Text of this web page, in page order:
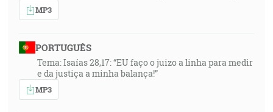
MP3
PORTUGUÊS
Tema: Isaías 28,17: “EU faço o juizo a linha para medir
e da justiça a minha balança!”
MP3